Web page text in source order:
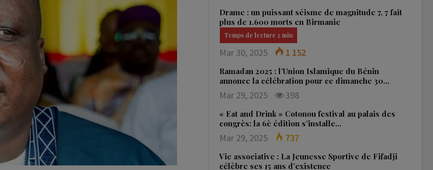
Drame : un puissant séisme de magnitude 7, 7 fait
plus de 1.600 morts en Birmanie
Mar 30, 2025 1 152
Ramadan 2025 : l’Union Islamique du Bénin
annonce la célébration pour ce dimanche 30…
Mar 29, 2025 398
« Eat and Drink » Cotonou festival au palais des
congrès: la 6è édition s’installe…
Mar 29, 2025 737
Vie associative : La Jeunesse Sportive de Fifadji
célèbre ses 15 ans d’existence